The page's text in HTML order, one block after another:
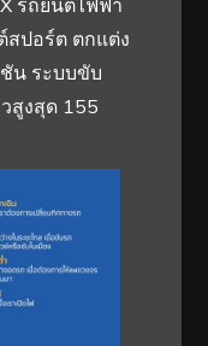
รถยนต์ไฟฟ้า
สปอร์ต ตกแต่ง
น ระบบขับ
สูงสุด 155